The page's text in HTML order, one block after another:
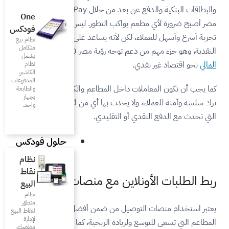
One
فودكس
نظام بيع
متكامل
يشمل
نظام
الكاشير،
والطابعة
واحد.
نقاط
البيع
لنقاط البيع
لإدارة
مطعمك
والبطاقات البنكية والدفع عن بعد من خلال Apple Pay المتاحة في
ليس فقط لأنه يقدم
يساعد على تقليل التعاملات
مصر 2030
للشمول
والكافيهات وحتى الفود
أي من الأخطاء أو المشكلات
مع منصات التوصيل
ضمن أفضل الممارسات
كما أن استخدام